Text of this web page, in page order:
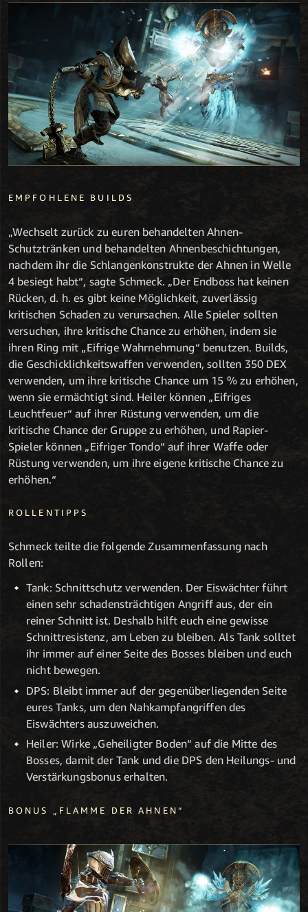
EMPFOHLENE BUILDS
„Wechselt zurück zu euren behandelten Ahnen-
Schutztränken und behandelten Ahnenbeschichtungen,
nachdem ihr die Schlangenkonstrukte der Ahnen in Welle
4 besiegt habt“, sagte Schmeck. „Der Endboss hat keinen
Rücken, d. h. es gibt keine Möglichkeit, zuverlässig
kritischen Schaden zu verursachen. Alle Spieler sollten
versuchen, ihre kritische Chance zu erhöhen, indem sie
ihren Ring mit „Eifrige Wahrnehmung“ benutzen. Builds,
die Geschicklichkeitswaffen verwenden, sollten 350 DEX
verwenden, um ihre kritische Chance um 15 % zu erhöhen,
wenn sie ermächtigt sind. Heiler können „Eifriges
Leuchtfeuer“ auf ihrer Rüstung verwenden, um die
kritische Chance der Gruppe zu erhöhen, und Rapier-
Spieler können „Eifriger Tondo“ auf ihrer Waffe oder
Rüstung verwenden, um ihre eigene kritische Chance zu
erhöhen.“
ROLLENTIPPS
Schmeck teilte die folgende Zusammenfassung nach
Rollen:
Tank: Schnittschutz verwenden. Der Eiswächter führt
einen sehr schadensträchtigen Angriff aus, der ein
reiner Schnitt ist. Deshalb hilft euch eine gewisse
Schnittresistenz, am Leben zu bleiben. Als Tank solltet
ihr immer auf einer Seite des Bosses bleiben und euch
nicht bewegen.
DPS: Bleibt immer auf der gegenüberliegenden Seite
eures Tanks, um den Nahkampfangriffen des
Eiswächters auszuweichen.
Heiler: Wirke „Geheiligter Boden“ auf die Mitte des
Bosses, damit der Tank und die DPS den Heilungs- und
Verstärkungsbonus erhalten.
BONUS „FLAMME DER AHNEN“